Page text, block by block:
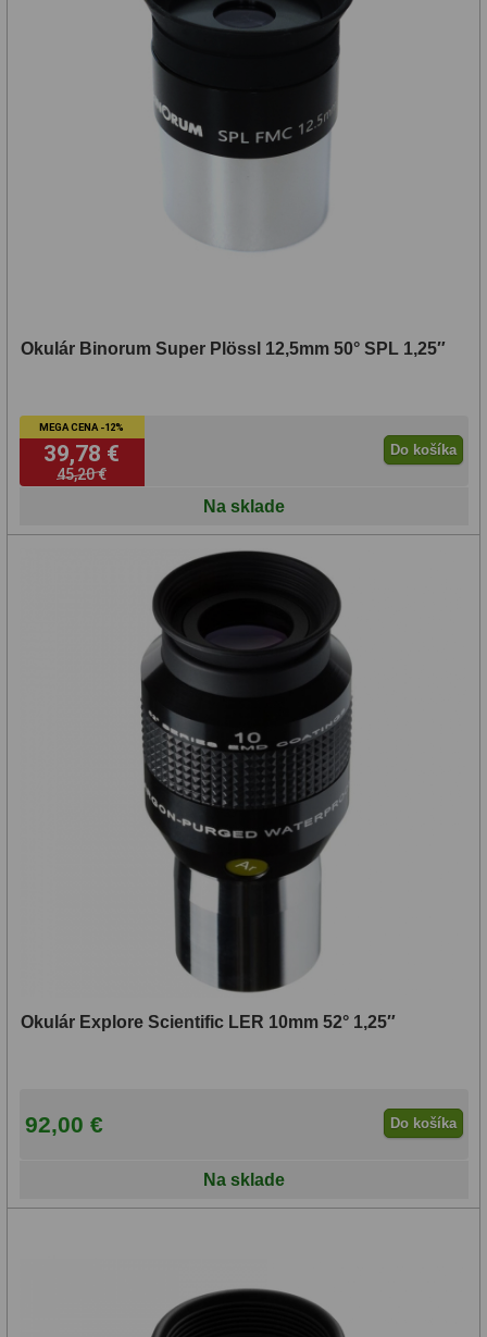
Okulár Binorum Super Plössl 12,5mm 50° SPL 1,25″
MEGA CENA -12%
39,78 €
45,20 €
Do košíka
Na sklade
Okulár Explore Scientific LER 10mm 52° 1,25″
92,00 € Do košíka
Na sklade